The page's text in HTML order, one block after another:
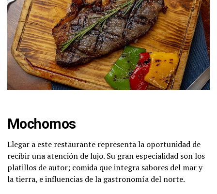
Mochomos
Llegar a este restaurante representa la oportunidad de
recibir una atención de lujo. Su gran especialidad son los
platillos de autor; comida que integra sabores del mar y
la tierra, e influencias de la gastronomía del norte.